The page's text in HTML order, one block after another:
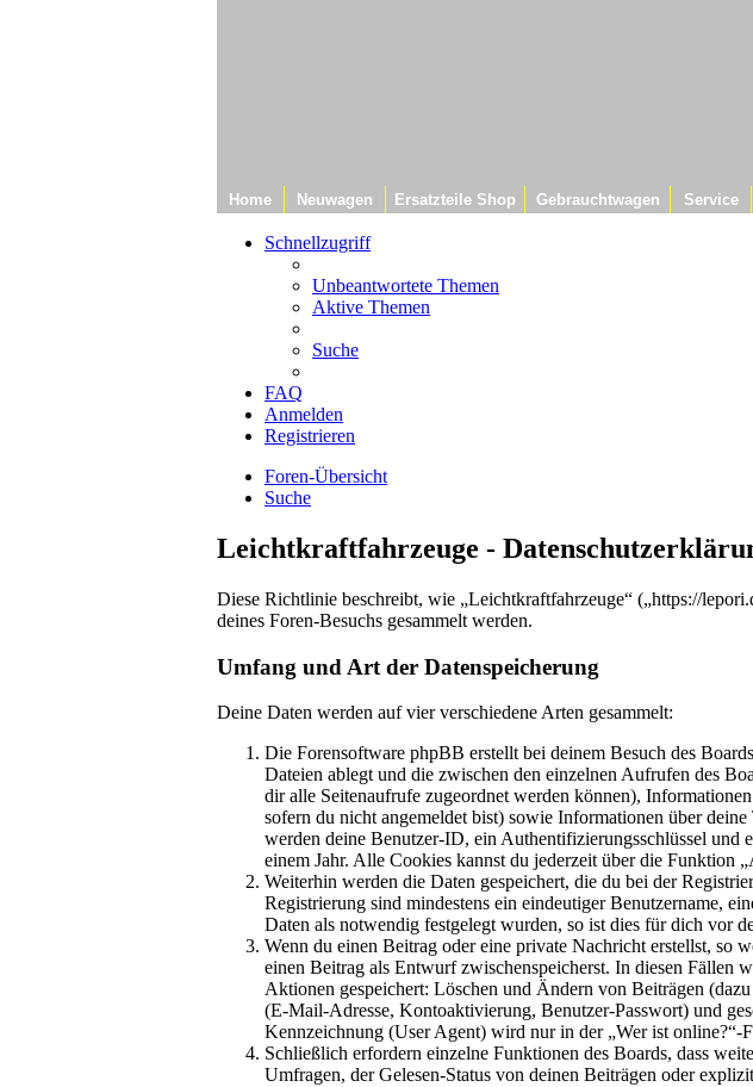
Home Neuwagen Ersatzteile Shop Gebrauchtwagen Service
Schnellzugriff
Unbeantwortete Themen
Aktive Themen
Suche
FAQ
Anmelden
Registrieren
Foren-Übersicht
Suche
Leichtkraftfahrzeuge -
Diese Richtlinie beschreibt, wie „Leichtkraftfahrzeuge“ („https://
deines Foren-Besuchs gesammelt werden.
Umfang und Art der Datenspeicherung
Deine Daten werden auf vier verschiedene Arten gesammelt:
Die Forensoftware phpBB erstellt bei deinem Besuch des
Dateien ablegt und die zwischen den einzelnen Aufrufen des
dir alle Seitenaufrufe zugeordnet werden können),
sofern du nicht angemeldet bist) sowie Informationen über
werden deine Benutzer-ID, ein Authentifizierungsschlüssel und
einem Jahr. Alle Cookies kannst du jederzeit über die Funktion
Weiterhin werden die Daten gespeichert, die du bei der
Registrierung sind mindestens ein eindeutiger Benutzername,
Daten als notwendig festgelegt wurden, so ist dies für dich vor
Wenn du einen Beitrag oder eine private Nachricht erstellst, so
einen Beitrag als Entwurf zwischenspeicherst. In diesen Fällen
Aktionen gespeichert: Löschen und Ändern von Beiträgen
(E-Mail-Adresse, Kontoaktivierung, Benutzer-Passwort) und
Kennzeichnung (User Agent) wird nur in der „Wer ist online?“-
Schließlich erfordern einzelne Funktionen des Boards, dass
Umfragen, der Gelesen-Status von deinen Beiträgen oder